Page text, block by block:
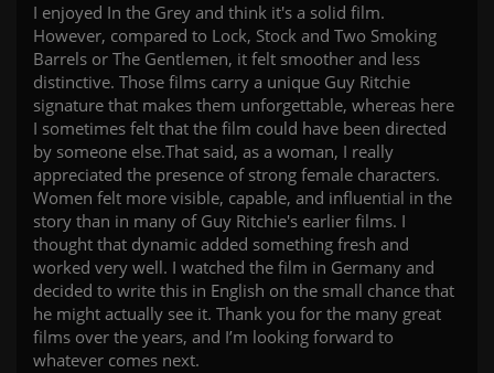
I enjoyed In the Grey and think it's a solid film.
However, compared to Lock, Stock and Two Smoking
Barrels or The Gentlemen, it felt smoother and less
distinctive. Those films carry a unique Guy Ritchie
signature that makes them unforgettable, whereas here
I sometimes felt that the film could have been directed
by someone else.That said, as a woman, I really
appreciated the presence of strong female characters.
Women felt more visible, capable, and influential in the
story than in many of Guy Ritchie's earlier films. I
thought that dynamic added something fresh and
worked very well. I watched the film in Germany and
decided to write this in English on the small chance that
he might actually see it. Thank you for the many great
films over the years, and I’m looking forward to
whatever comes next.